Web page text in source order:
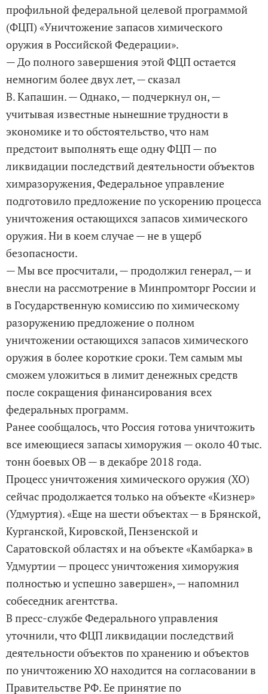
профильной федеральной целевой программой
(ФЦП) «Уничтожение запасов химического
оружия в Российской Федерации».
— До полного завершения этой ФЦП остается
немногим более двух лет, — сказал
В. Капашин. — Однако, — подчеркнул он, —
учитывая известные нынешние трудности в
экономике и то обстоятельство, что нам
предстоит выполнять еще одну ФЦП — по
ликвидации последствий деятельности объектов
химразоружения, Федеральное управление
подготовило предложение по ускорению процесса
уничтожения остающихся запасов химического
оружия. Ни в коем случае — не в ущерб
безопасности.
— Мы все просчитали, — продолжил генерал, — и
внесли на рассмотрение в Минпромторг России и
в Государственную комиссию по химическому
разоружению предложение о полном
уничтожении остающихся запасов химического
оружия в более короткие сроки. Тем самым мы
сможем уложиться в лимит денежных средств
после сокращения финансирования всех
федеральных программ.
Ранее сообщалось, что Россия готова уничтожить
все имеющиеся запасы химоружия — около 40 тыс.
тонн боевых ОВ — в декабре 2018 года.
Процесс уничтожения химического оружия (ХО)
сейчас продолжается только на объекте «Кизнер»
(Удмуртия). «Еще на шести объектах — в Брянской,
Курганской, Кировской, Пензенской и
Саратовской областях и на объекте «Камбарка» в
Удмуртии — процесс уничтожения хим­оружия
полностью и успешно завершен», — напомнил
собеседник агентства.
В пресс-службе Федерального управления
уточнили, что ФЦП ликвидации последствий
деятельности объектов по хранению и объектов
по уничтожению ХО находится на согласовании в
Правительстве РФ. Ее принятие по